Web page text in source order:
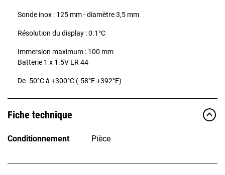
Sonde inox : 125 mm - diamètre 3,5 mm
Résolution du display : 0.1°C
Immersion maximum : 100 mm
Batterie 1 x 1.5V LR 44
De -50°C à +300°C (-58°F +392°F)
Fiche technique
Conditionnement Pièce